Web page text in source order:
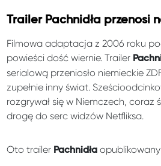
Trailer Pachnidła przenosi
Filmowa adaptacja z 2006 roku
powieści dość wiernie. Trailer
serialową przeniosło niemieckie
zupełnie inny świat.
rozgrywał się w Niemczech, coraz
drogę do serc widzów Netfliksa.
Oto trailer Pachnidła